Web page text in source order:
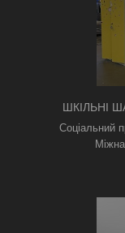
ШКІЛЬНІ
Соціальний